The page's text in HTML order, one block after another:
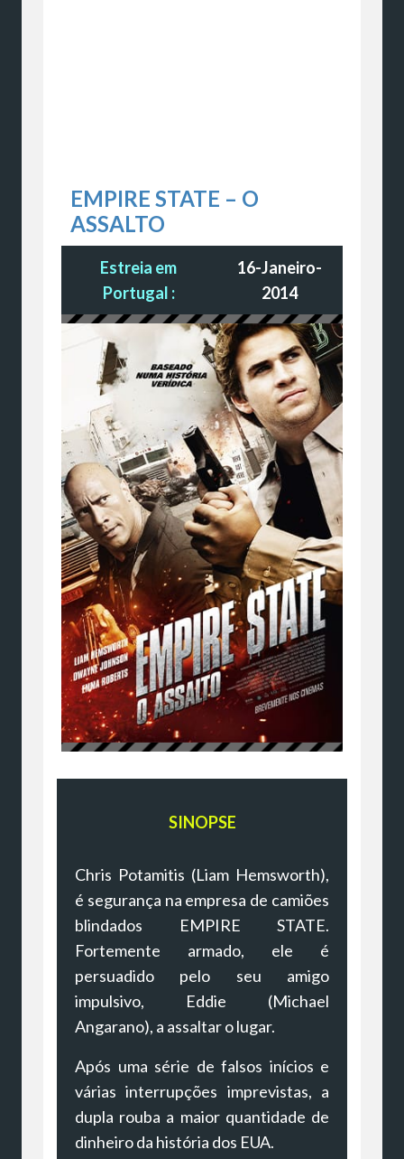
EMPIRE STATE – O
ASSALTO
Estreia em
Portugal :
16-Janeiro-
2014
SINOPSE
Chris Potamitis (Liam Hemsworth),
é segurança na empresa de camiões
blindados EMPIRE STATE.
Fortemente armado, ele é
persuadido pelo seu amigo
impulsivo, Eddie (Michael
Angarano), a assaltar o lugar.
Após uma série de falsos inícios e
várias interrupções imprevistas, a
dupla rouba a maior quantidade de
dinheiro da história dos EUA.